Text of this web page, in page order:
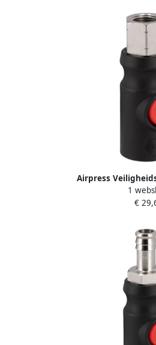
Airpress
Euro 3 8”1
€